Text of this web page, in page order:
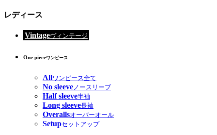
レディース
Vintageヴィンテージ
One pieceワンピース
Allワンピース全て
No sleeve ノースリーブ
Half sleeve半袖
Long sleeve長袖
Overallsオーバーオール
Setupセットアップ